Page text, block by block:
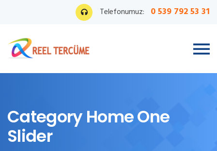
Telefonumuz: 0 539 792 53 31
Category Home One
Slider